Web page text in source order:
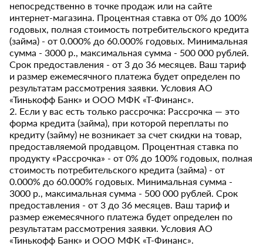
непосредственно в точке продаж или на сайте
интернет-магазина. Процентная ставка от 0% до 100%
годовых, полная стоимость потребительского кредита
(займа) - от 0.000% до 60.000% годовых. Минимальная
сумма - 3000 р., максимальная сумма - 500 000 рублей.
Срок предоставления - от 3 до 36 месяцев. Ваш тариф
и размер ежемесячного платежа будет определен по
результатам рассмотрения заявки. Условия АО
«Тинькофф Банк» и ООО МФК «Т-Финанс».
2. Если у вас есть только рассрочка: Рассрочка — это
форма кредита (займа), при которой переплаты по
кредиту (займу) не возникает за счет скидки на товар,
предоставляемой продавцом. Процентная ставка по
продукту «Рассрочка» - от 0% до 100% годовых, полная
стоимость потребительского кредита (займа) - от
0.000% до 60.000% годовых. Минимальная сумма -
3000 р., максимальная сумма - 500 000 рублей. Срок
предоставления - от 3 до 36 месяцев. Ваш тариф и
размер ежемесячного платежа будет определен по
результатам рассмотрения заявки. Условия АО
«Тинькофф Банк» и ООО МФК «Т-Финанс».